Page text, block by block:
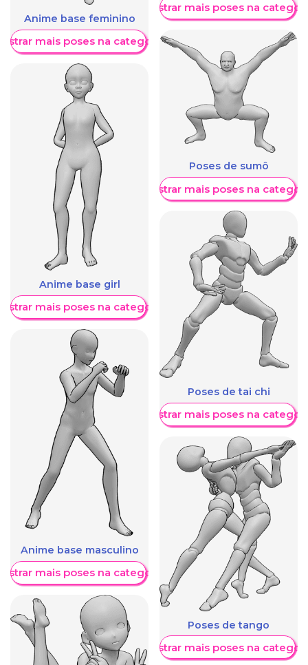
Anime base feminino
mais poses na categoria
Anime base girl
mais poses na categoria
Anime base masculino
mais poses na categoria
Mostrar mais poses na
Poses de sumô
Mostrar mais poses na
Poses de tai chi
Mostrar mais poses na
Poses de tango
Mostrar mais poses na